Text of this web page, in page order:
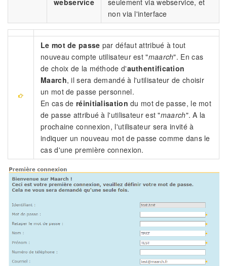
webservice
seulement via webservice, et
non via l'interface
Le mot de passe par défaut attribué à tout
nouveau compte utilisateur est "maarch". En cas
de choix de la méthode d'authentification
Maarch, il sera demandé à l'utilisateur de choisir
un mot de passe personnel.
En cas de réinitialisation du mot de passe, le mot
de passe attribué à l'utilisateur est "maarch". A la
prochaine connexion, l'utilisateur sera invité à
indiquer un nouveau mot de passe comme dans le
cas d'une première connexion.